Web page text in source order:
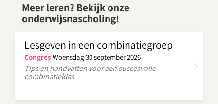
Meer leren? Bekijk onze
onderwijsnascholing!
Lesgeven in een combinatiegroep
Congres Woensdag 30 september 2026
Tips en handvatten voor een succesvolle
combinatieklas